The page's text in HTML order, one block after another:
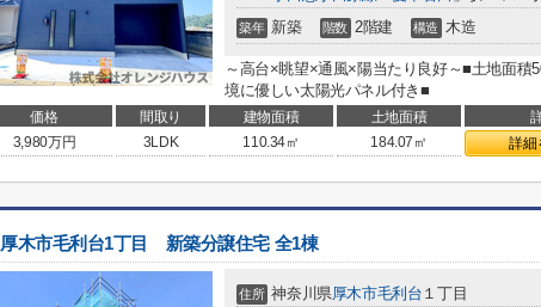
築年 新築 階数 2階建 構造 木造
～高台×眺望×通風×陽当たり良好～■土地面積
境に優しい太陽光パネル付き■
価格 間取り 建物面積 土地面積
3,980万円 3LDK 110.34㎡ 184.07㎡ 詳細
厚木市毛利台1丁目 新築分譲住宅 全1棟
住所 神奈川県厚木市毛利台 １丁目